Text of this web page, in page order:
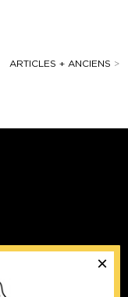
ARTICLES + ANCIENS >